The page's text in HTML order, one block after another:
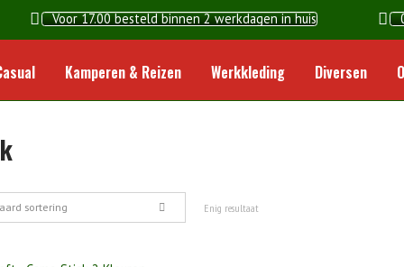
Voor 17.00 besteld binnen 2 werkdagen in huis
Home
Kamperen & Reizen Werkkleding Diversen
sortering Enig resultaat